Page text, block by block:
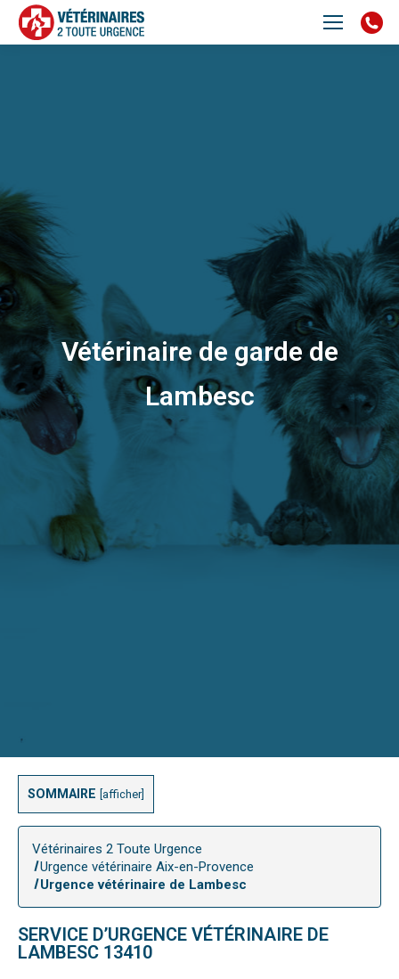
SOMMAIRE afficher
Vétérinaire de garde de
Lambesc
Vétérinaires 2 Toute Urgence
Urgence vétérinaire Aix-en-Provence
Urgence vétérinaire de Lambesc
SERVICE D’URGENCE VÉTÉRINAIRE DE
LAMBESC 13410